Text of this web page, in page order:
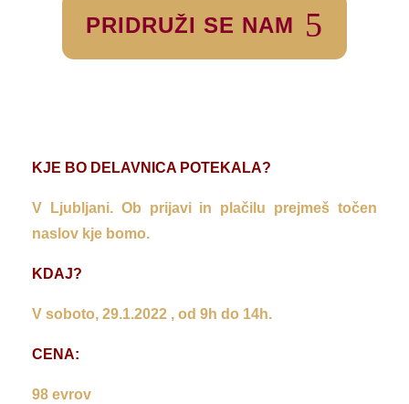
PRIDRUŽI SE NAM
KJE BO DELAVNICA POTEKALA?
V Ljubljani. Ob prijavi in plačilu prejmeš točen
naslov kje bomo.
KDAJ?
V soboto, 29.1.2022 , od 9h do 14h.
CENA:
98 evrov